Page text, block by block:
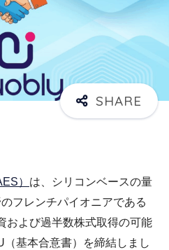
） は、シリコンベースの量
フレンチパイオニアである
および過半数株式取得の可能
基本合意書）を締結しまし